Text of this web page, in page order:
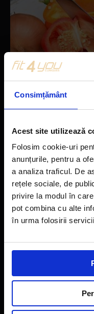
Consimțământ
Acest site utilizează
Folosim cookie-uri
anunțurile, pentru a
a analiza traficul. De
rețele sociale, de
privire la modul în
pot combina cu alte
în urma folosirii
Cea mai bogata leguma in
Alimentatia sanatoasa
si niciun..
Citeste articolul